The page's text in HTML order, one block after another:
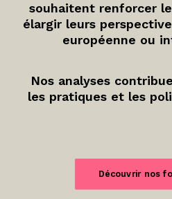
souhaitent renforcer
élargir leurs
européenne ou
Nos analyses
les pratiques et les
Découvrir nos